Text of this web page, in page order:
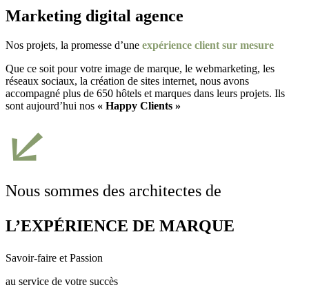
Marketing digital agence
Nos projets, la promesse d’une expérience client sur mesure
Que ce soit pour votre image de marque, le webmarketing, les
réseaux sociaux, la création de sites internet, nous avons
accompagné plus de 650 hôtels et marques dans leurs projets. Ils
sont aujourd’hui nos « Happy Clients »
Nous sommes des architectes de
L’EXPÉRIENCE DE MARQUE
Savoir-faire et Passion
au service de votre succès